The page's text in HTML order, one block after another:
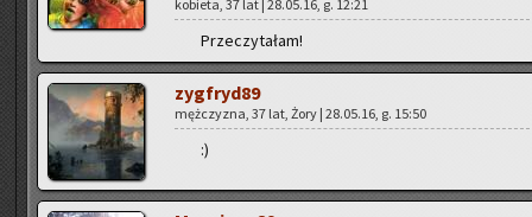
ko­bie­ta, 37 lat | 28.05.16, g. 12:21
Prze­czy­ta­łam!
zyg­fry­d89
męż­czy­zna, 37 lat, Żory | 28.05.16, g. 15:50
:)